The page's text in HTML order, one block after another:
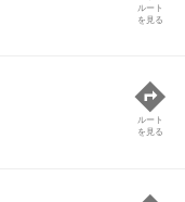
ルート
を見る
ルート
を見る